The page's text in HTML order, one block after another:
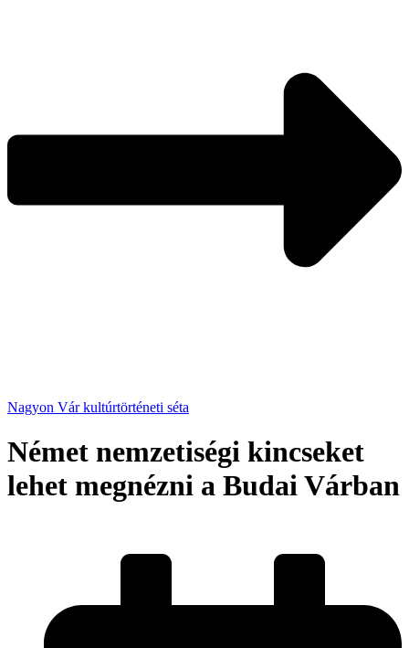
Nagyon Vár kultúrtörténeti séta
Német nemzetiségi kincseket
lehet megnézni a Budai Várban